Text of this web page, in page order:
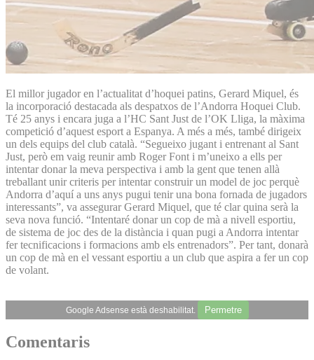
El millor jugador en l’actualitat d’hoquei patins, Gerard Miquel, és
la incorporació destacada als despatxos de l’Andorra Hoquei Club.
Té 25 anys i encara juga a l’HC Sant Just de l’OK Lliga, la màxima
competició d’aquest esport a Espanya. A més a més, també dirigeix
un dels equips del club català. “Segueixo jugant i entrenant al Sant
Just, però em vaig reunir amb Roger Font i m’uneixo a ells per
intentar donar la meva perspectiva i amb la gent que tenen allà
treballant unir criteris per intentar construir un model de joc perquè
Andorra d’aquí a uns anys pugui tenir una bona fornada de jugadors
interessants”, va assegurar Gerard Miquel, que té clar quina serà la
seva nova funció. “Intentaré donar un cop de mà a nivell esportiu,
de sistema de joc des de la distància i quan pugi a Andorra intentar
fer tecnificacions i formacions amb els entrenadors”. Per tant, donarà
un cop de mà en el vessant esportiu a un club que aspira a fer un cop
de volant.
Google Adsense està deshabilitat. Permetre
Comentaris